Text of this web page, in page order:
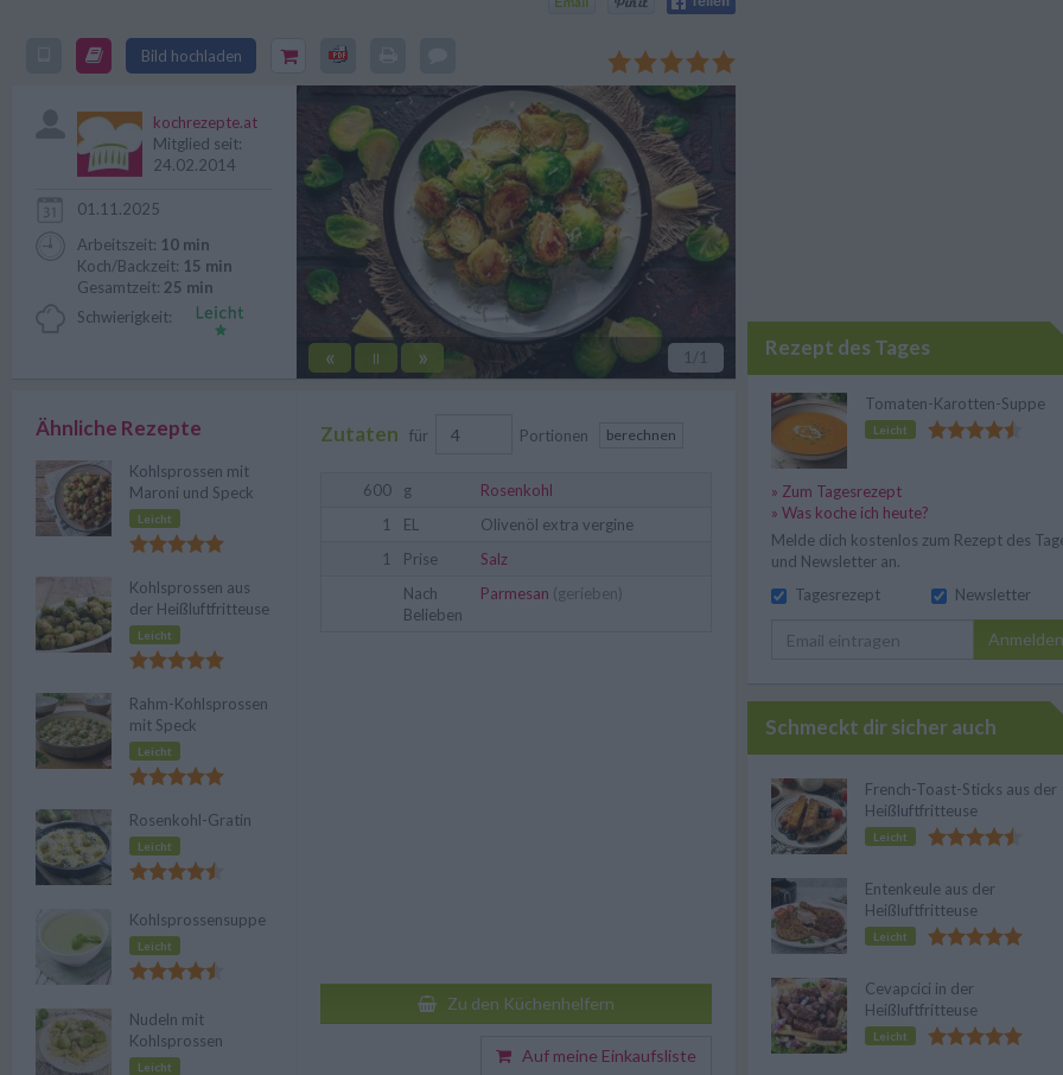
Bild hochladen
Heißluftfritteuse gelingt im Handumdrehen. Goldbraun
gebacken und heiß serviert – einfach, gesund und köstlich.
« || » 1 /1
kochrezepte.at
Mitglied seit:
24.02.2014
01.11.2025
Arbeitszeit: 10 min
Koch/Backzeit: 15 min
Gesamtzeit: 25 min
Schwierigkeit:
Zutaten für Portionen berechnen
600 g
Rosenkohl
1
EL
Olivenöl extra vergine
1
Prise
Salz
Nach
Belieben
Parmesan (gerieben)
Zu den Küchenhelfern
Auf meine Einkaufsliste
Ähnliche Rezepte
Kohlsprossen mit
Maroni und Speck
Leicht
Kohlsprossen aus
der Heißluftfritteuse
Leicht
Rahm-Kohlsprossen
mit Speck
Leicht
Rosenkohl-Gratin
Leicht
Kohlsprossensuppe
Leicht
Nudeln mit
Kohlsprossen
Leicht
Rezept des Tages
Tomaten-Karotten-Suppe
Leicht
» Zum Tagesrezept
» Was koche ich heute?
Melde dich kostenlos zum Rezept des
und Newsletter an.
Tagesrezept
Newsletter
Anmelden
Schmeckt dir sicher auch
French-Toast-Sticks aus der
Heißluftfritteuse
Leicht
Entenkeule aus der
Heißluftfritteuse
Leicht
Cevapcici in der
Heißluftfritteuse
Leicht